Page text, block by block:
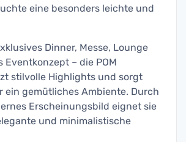
eine besonders leichte und
Dinner, Messe, Lounge
Eventkonzept – die POM
stilvolle Highlights und sorgt
ein gemütliches Ambiente. Durch
Erscheinungsbild eignet sie
und minimalistische